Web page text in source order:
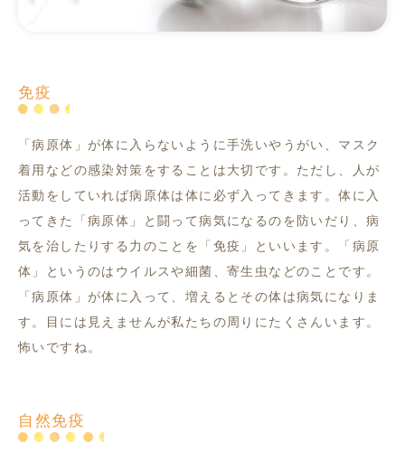
免疫
「病原体」が体に入らないように手洗いやうがい、マスク
着用などの感染対策をすることは大切です。ただし、人が
活動をしていれば病原体は体に必ず入ってきます。体に入
ってきた「病原体」と闘って病気になるのを防いだり、病
気を治したりする力のことを「免疫」といいます。「病原
体」というのはウイルスや細菌、寄生虫などのことです。
「病原体」が体に入って、増えるとその体は病気になりま
す。目には見えませんが私たちの周りにたくさんいます。
怖いですね。
自然免疫